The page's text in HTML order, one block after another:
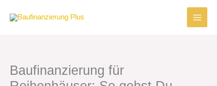
Inhalt
Baufinanzierung für